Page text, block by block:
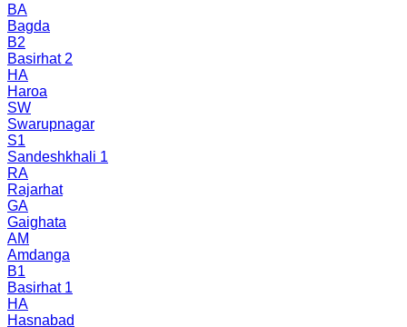
BA
Bagda
B2
Basirhat 2
HA
Haroa
SW
Swarupnagar
S1
Sandeshkhali 1
RA
Rajarhat
GA
Gaighata
AM
Amdanga
B1
Basirhat 1
HA
Hasnabad